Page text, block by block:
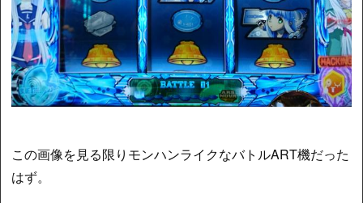
この画像を見る限りモンハンライクなバトルART機だった
はず。